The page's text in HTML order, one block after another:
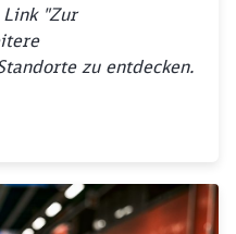
"Zur
zu entdecken.